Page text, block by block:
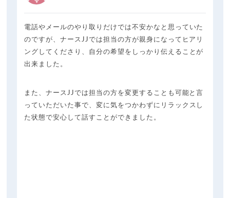
電話やメールのやり取りだけでは不安かなと思っていた
のですが、ナースJJでは担当の方が親身になってヒアリ
ングしてくださり、自分の希望をしっかり伝えることが
出来ました。
また、ナースJJでは担当の方を変更することも可能と言
っていただいた事で、変に気をつかわずにリラックスし
た状態で安心して話すことができました。